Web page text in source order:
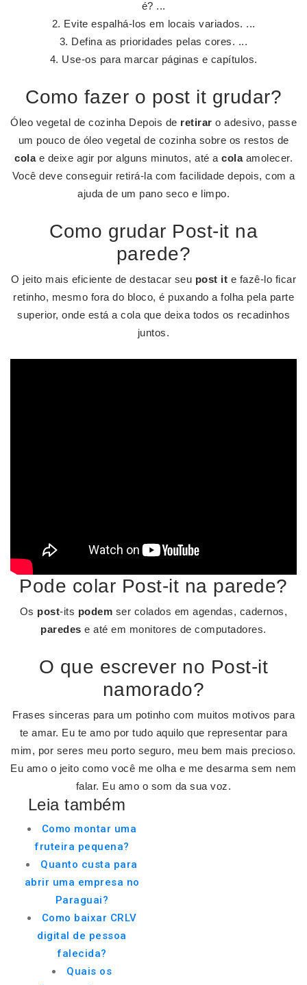
é? ...
Evite espalhá-los em locais variados. ...
Defina as prioridades pelas cores. ...
Use-os para marcar páginas e capítulos.
Como fazer o post it grudar?
Óleo vegetal de cozinha Depois de retirar o adesivo, passe
um pouco de óleo vegetal de cozinha sobre os restos de
colae deixe agir por alguns minutos, até a colaamolecer.
Você deve conseguir retirá-la com facilidade depois, com a
ajuda de um pano seco e limpo.
Como grudar Post-it na
parede?
O jeito mais eficiente de destacar seu post it e fazê-lo ficar
retinho, mesmo fora do bloco, é puxando a folha pela parte
superior, onde está a cola que deixa todos os recadinhos
juntos.
Pode colar Post-it na parede?
Os post-its podem ser colados em agendas, cadernos,
paredes e até em monitores de computadores.
O que escrever no Post-it
namorado?
Frases sinceras para um potinho com muitos motivos para
te amar. Eu te amo por tudo aquilo que representar para
mim, por seres meu porto seguro, meu bem mais precioso.
Eu amo o jeito como você me olha e me desarma sem nem
falar. Eu amo o som da sua voz.
Leia também
Como montar uma
fruteira pequena?
Quanto custa para
abrir uma empresa no
Paraguai?
Como baixar CRLV
digital de pessoa
falecida?
Quais os